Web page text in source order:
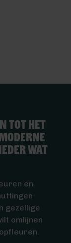
tot het
wat
en
gezellige
omlijnen